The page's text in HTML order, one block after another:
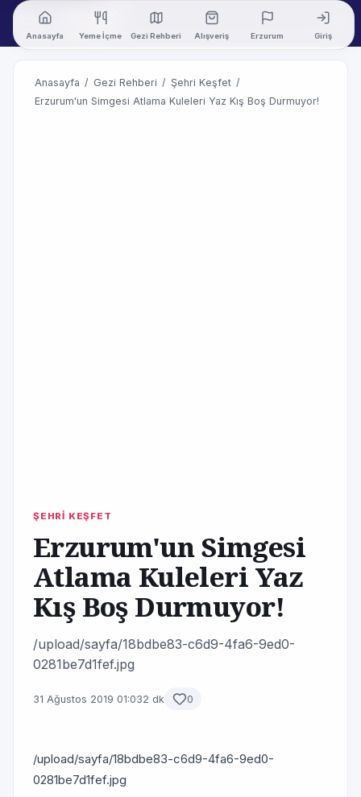
Anasayfa Yeme İçme Gezi Rehberi Alışveriş Erzurum Giriş
Anasayfa / Gezi Rehberi / Şehri Keşfet /
Erzurum'un Simgesi Atlama Kuleleri Yaz Kış Boş Durmuyor!
ŞEHRİ KEŞFET
Erzurum'un Simgesi
Atlama Kuleleri Yaz
Kış Boş Durmuyor!
/upload/sayfa/18bdbe83-c6d9-4fa6-9ed0-
0281be7d1fef.jpg
31 Ağustos 2019 01:032 dk 0
/upload/sayfa/18bdbe83-c6d9-4fa6-9ed0-
0281be7d1fef.jpg